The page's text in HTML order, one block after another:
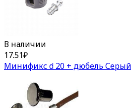
В наличии
17.51₽
Минификс d 20 + дюбель Серый